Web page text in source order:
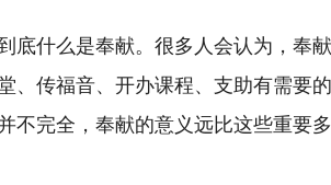
底什么是奉献。很多人会认为，奉
、传福音、开办课程、支助有需要
不完全，奉献的意义远比这些重要多